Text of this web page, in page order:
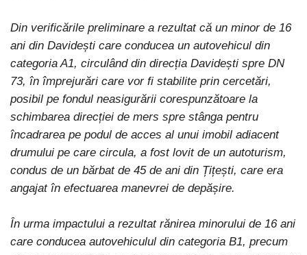
Din verificările preliminare a rezultat că un minor de 16
ani din Davidești care conducea un autovehicul din
categoria A1, circulând din direcția Davidești spre DN
73, în împrejurări care vor fi stabilite prin cercetări,
posibil pe fondul neasigurării corespunzătoare la
schimbarea direcției de mers spre stânga pentru
încadrarea pe podul de acces al unui imobil adiacent
drumului pe care circula, a fost lovit de un autoturism,
condus de un bărbat de 45 de ani din Țițești, care era
angajat în efectuarea manevrei de depășire.
În urma impactului a rezultat rănirea minorului de 16 ani
care conducea autovehiculul din categoria B1, precum